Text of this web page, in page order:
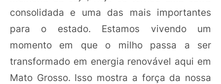
consolidada e uma das mais importantes
para o estado. Estamos vivendo um
momento em que o milho passa a ser
transformado em energia renovável aqui em
Mato Grosso. Isso mostra a força da nossa